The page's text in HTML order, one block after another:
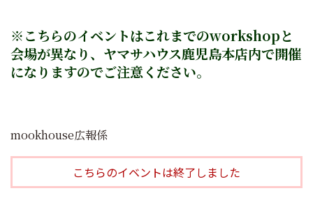
※こちらのイベントはこれまでのworkshopと
会場が異なり、ヤマサハウス鹿児島本店内で開催
になりますのでご注意ください。
mookhouse広報係
こちらのイベントは終了しました